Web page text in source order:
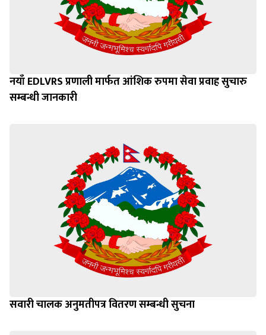
नयाँ EDLVRS प्रणाली मार्फत आंशिक रुपमा सेवा प्रवाह सुचारु
सम्बन्धी जानकारी
सवारी चालक अनुमतीपत्र वितरण सम्बन्धी सुचना